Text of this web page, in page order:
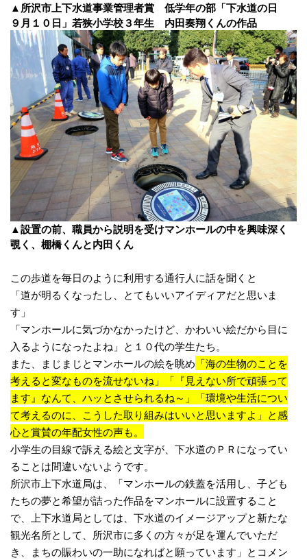
▲所沢市上下水道事業管理者賞 低学年の部「下水道の日
９月１０日」若狭小学校３年生 内田奏翔くんの作品
▲設置の前、職員から説明を受けマンホールの中を興味深く
覗く、棚橋くんと内田くん
この歩道を毎日のように利用する通行人に話を聞くと
「道が明るくなったし、とてもいいアイディアだと思いま
す」
「マンホールに気づかなかったけど、かわいい絵だから目に
入るようになったよね」と１０代の学生たち。
また、まじまじとマンホールの絵を眺め 「海の生物のことを
考えると変なものを流せないね」「『見えない所で頑張って
ます』なんて、ハッとさせられるね～」「環境や生活につい
て考えるのに、こうした取り組みはいいと思いますよ」と感
心と賞賛の年配女性の声も。
小学生の目線で訴える絵と文字が、下水道のＰＲになってい
ることは間違いないようです。
所沢市上下水道局は、「マンホールの鉄蓋を活用し、子ども
たちの夢と希望が詰った作品をマンホールに設置すること
で、上下水道局としては、下水道のイメージアップと新たな
観光名所として、所沢市に多くの方々が足を運んでいただ
き、まちの賑わいの一助になればと願っています」とコメン